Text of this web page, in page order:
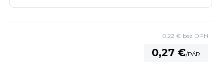
0,27 €/PÁR
0,22 € bez DPH